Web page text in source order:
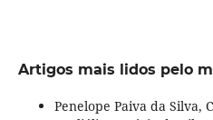
Artigos mais lidos pelo
Penelope Paiva da Silva,